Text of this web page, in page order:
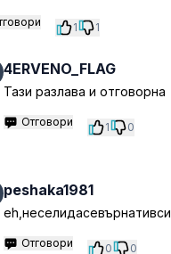
1 1
4ERVENO_FLAG
Тази разлава и отговорна
Отговори 1 0
peshaka1981
Отговори 0 0